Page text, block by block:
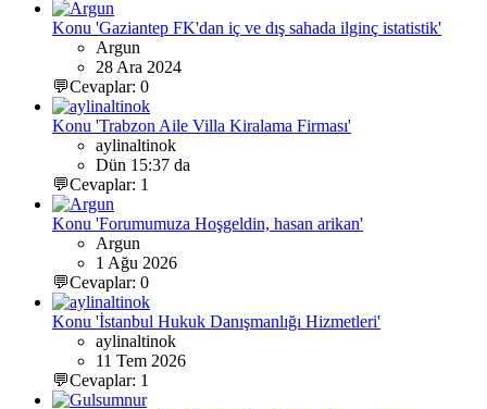
Konu 'Gaziantep FK'dan iç ve dış sahada ilginç istatistik'
Argun
28 Ara 2024
💬Cevaplar: 0
Konu 'Trabzon Aile Villa Kiralama Firması'
aylinaltinok
Dün 15:37 da
💬Cevaplar: 1
Konu 'Forumumuza Hoşgeldin, hasan arikan'
Argun
1 Ağu 2026
💬Cevaplar: 0
Konu 'İstanbul Hukuk Danışmanlığı Hizmetleri'
aylinaltinok
11 Tem 2026
💬Cevaplar: 1